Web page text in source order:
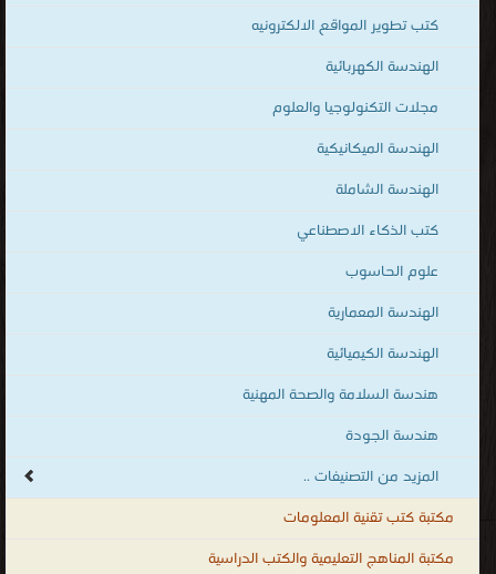
كتب تطوير المواقع الالكترونيه
الهندسة الكهربائية
مجلات التكنولوجيا والعلوم
الهندسة الميكانيكية
الهندسة الشاملة
كتب الذكاء الاصطناعي
علوم الحاسوب
الهندسة المعمارية
الهندسة الكيميائية
هندسة السلامة والصحة المهنية
هندسة الجودة
المزيد من التصنيفات ..
مكتبة كتب تقنية المعلومات
مكتبة المناهج التعليمية والكتب الدراسية